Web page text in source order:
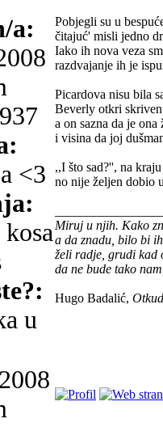
a:
<3
u
Pobjegli su u
čitajuć' misli jedno
Iako ih nova veza
razdvajanje ih je
Picardova nisu bila
Beverly otkri
a on sazna da je ona
i visina da joj
,,I što sad?'', na
no nije željen dobio
Miruj u njih. Kako
a da znadu, bilo bi
želi radje, grudi kad
da ne bude tako
Hugo Badalić,